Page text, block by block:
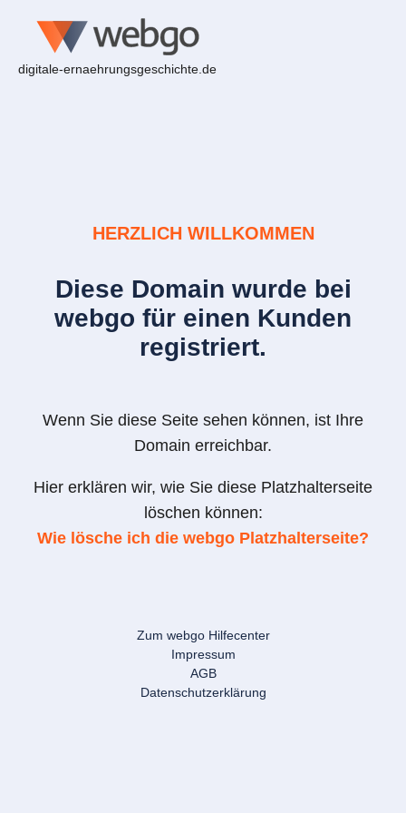
digitale-ernaehrungsgeschichte.de
HERZLICH WILLKOMMEN
Diese Domain wurde bei
webgo für einen Kunden
registriert.
Wenn Sie diese Seite sehen können, ist Ihre
Domain erreichbar.
Hier erklären wir, wie Sie diese Platzhalterseite
löschen können:
Wie lösche ich die webgo Platzhalterseite?
Zum webgo Hilfecenter
Impressum
AGB
Datenschutzerklärung